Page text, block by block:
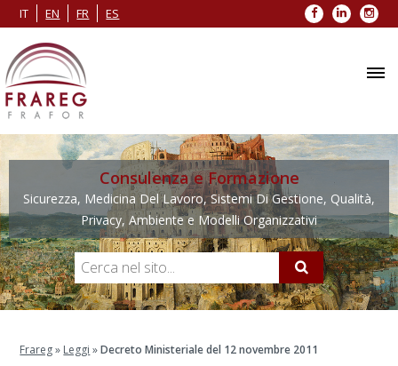
IT EN FR ES Facebook
LinkedIn
Consulenza e Formazione
Sicurezza, Medicina Del Lavoro, Sistemi Di Gestione, Qualità,
Privacy, Ambiente e Modelli Organizzativi
Frareg» Leggi »Decreto Ministeriale del 12 novembre 2011